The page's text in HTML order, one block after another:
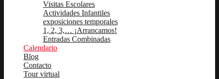
Visitas Escolares
Actividades Infantiles
exposiciones temporales
1, 2, 3,… ¡Arrancamos!
Entradas Combinadas
Calendario
Blog
Contacto
Tour virtual